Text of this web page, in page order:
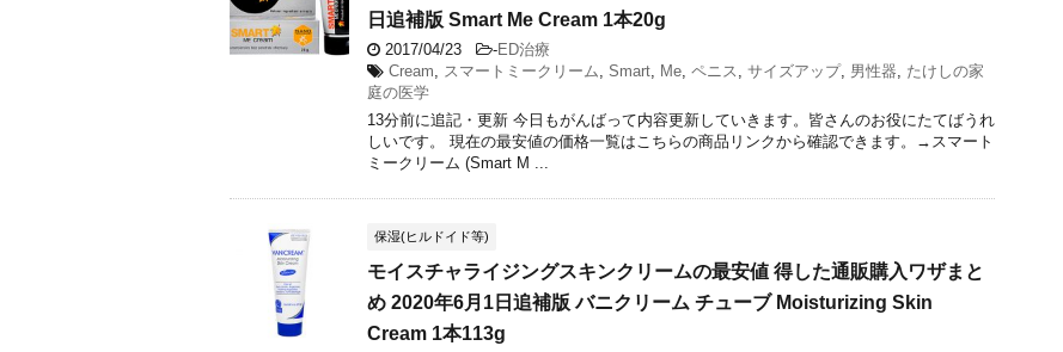
日追補版 Smart Me Cream 1本20g
2017/04/23 -ED治療
Cream, スマートミークリーム, Smart, Me, ペニス , サイズアップ, 男性器, たけしの家
庭の医学
13分前に追記・更新 今日もがんばって内容更新していきます。皆さんのお役にたてばうれ
しいです。 現在の最安値の価格一覧はこちらの商品リンクから確認できます。→スマート
ミークリーム (Smart M ...
保湿(ヒルドイド等)
モイスチャライジングスキンクリームの最安値 得した通販購入ワザまと
め 2020年6月1日追補版 バニクリーム チューブ Moisturizing Skin
Cream 1本113g